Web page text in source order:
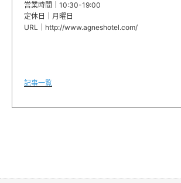
営業時間｜10:30-19:00
定休日｜月曜日
URL｜ http://www.agneshotel.com/
記事一覧